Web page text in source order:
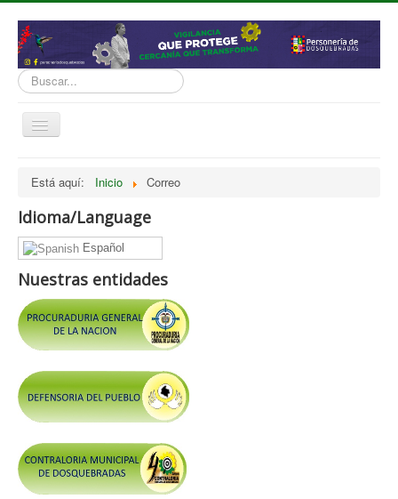
Buscar...
Cambiar
Presupuesto
Politicas, Planes, Proyectos
Tramites y Servicios
Contratación
Servicio Información
Control y Rendición de Cuentas
Grupos De Interés
Gestión Seguridad y Salud en el Trabajo
Está aquí: Inicio Correo
Idioma/Language
Español
Nuestras entidades